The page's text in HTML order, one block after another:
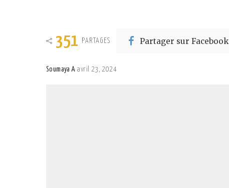
351 PARTAGES Partager sur Facebook
Posted
Soumaya A avril 23, 2024